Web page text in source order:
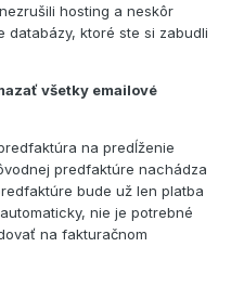
hosting a neskôr
databázy, ktoré ste si zabudli
všetky emailové
na predĺženie
predfaktúre nachádza
bude už len platba
nie je potrebné
na fakturačnom